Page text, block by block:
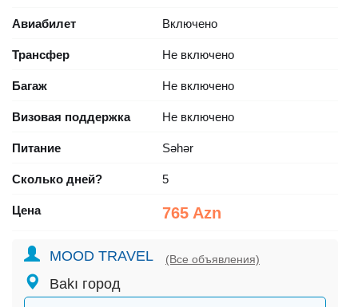
Авиабилет Включено
Трансфер Не включено
Багаж Не включено
Визовая поддержка Не включено
Питание Səhər
Сколько дней? 5
Цена 765 Azn
MOOD TRAVEL (Все объявления)
Bakı город